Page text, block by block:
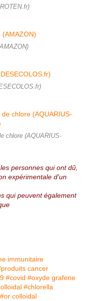
chlore (AQUARIUS-
personnes qui ont dû,
expérimentale d'un
qui peuvent également
immunitaire
cancer
#covid #oxyde grafene
#chlorella
#or colloidal